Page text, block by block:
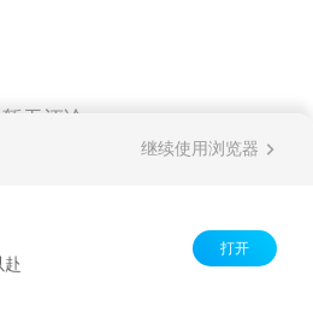
暂无评论
继续使用浏览器
赴
打开